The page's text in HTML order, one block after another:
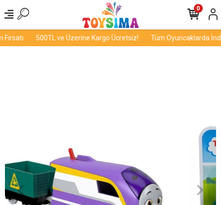
500TL ve Üzerine Kargo Ücretsiz! Tüm Oyuncaklarda
0